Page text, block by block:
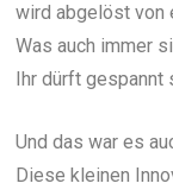
wird abgelöst von
Was auch immer
Ihr dürft gespannt
Und das war es
Diese kleinen